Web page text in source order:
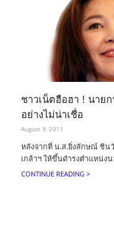
ชาวเน็ตฮือฮา ! นาย
อย่างไม่น่าเชื่อ
August 9, 2011
หลังจากที่ น.ส.ยิ่งลักษณ์ ชิน
เกล้าฯ ให้ขึ้นดำรงตำแหน่ง
CONTINUE READING >